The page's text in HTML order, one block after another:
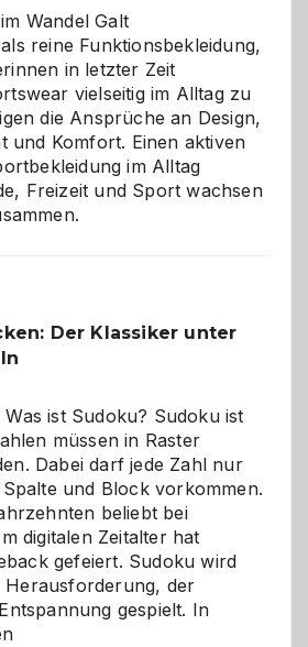
Chaos
Wandel Galt
reine Funktionsbekleidung,
in letzter Zeit
vielseitig im Alltag zu
die Ansprüche an Design,
und Komfort. Einen aktiven
im Alltag
Freizeit und Sport wachsen
Der Klassiker unter
ist Sudoku? Sudoku ist
müssen in Raster
Dabei darf jede Zahl nur
und Block vorkommen.
beliebt bei
digitalen Zeitalter hat
gefeiert. Sudoku wird
Herausforderung, der
gespielt. In